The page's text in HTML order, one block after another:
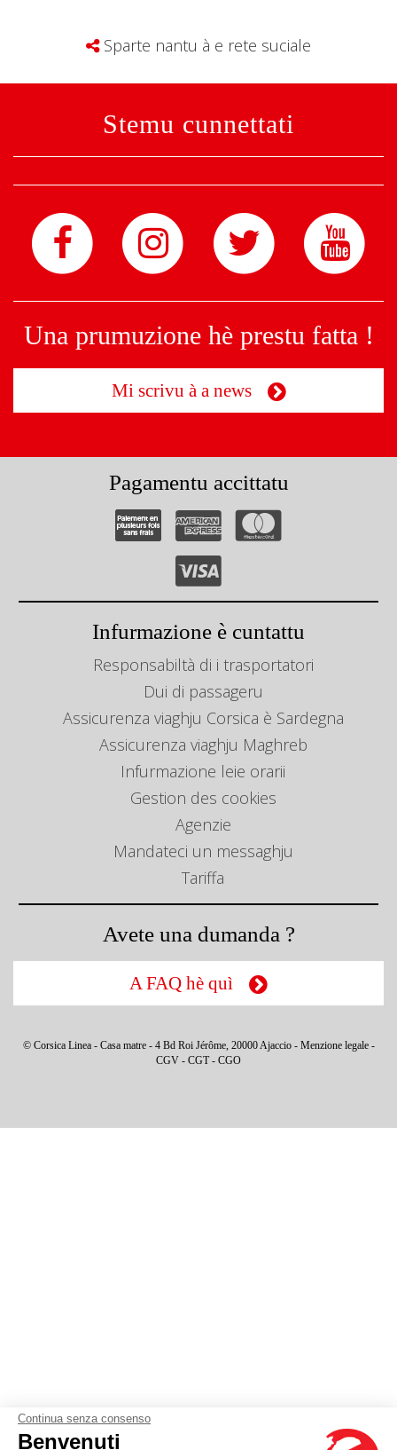
Continua senza consenso
Benvenuti
Sparte nantu à e rete suciale
Stemu cunnettati
Una prumuzione hè prestu fatta !
Mi scrivu à a news
Pagamentu accittatu
Infurmazione è cuntattu
Responsabiltà di i trasportatori
Dui di passageru
Assicurenza viaghju Corsica è Sardegna
Assicurenza viaghju Maghreb
Infurmazione leie orarii
Gestion des cookies
Agenzie
Mandateci un messaghju
Tariffa
Avete una dumanda ?
A FAQ hè quì
© Corsica Linea - Casa matre - 4 Bd Roi Jérôme, 20000 Ajaccio - Menzione legale-
CGV - CGT- CGO